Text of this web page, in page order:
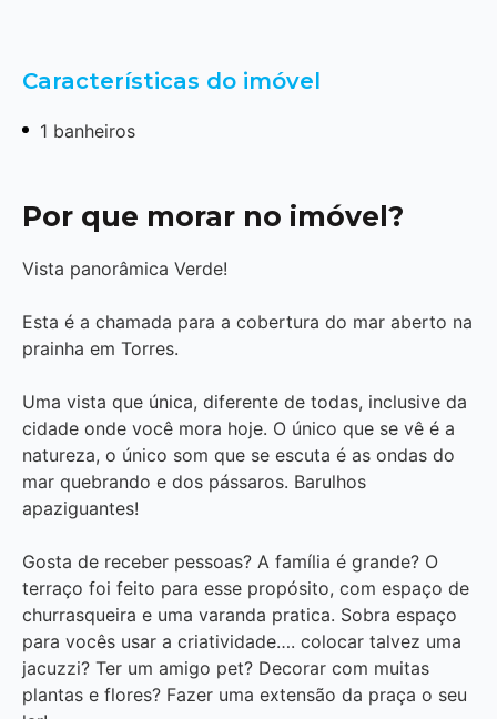
Características do imóvel
1 banheiros
Por que morar no imóvel?
Vista panorâmica Verde!
Esta é a chamada para a cobertura do mar aberto na
prainha em Torres.
Uma vista que única, diferente de todas, inclusive da
cidade onde você mora hoje. O único que se vê é a
natureza, o único som que se escuta é as ondas do
mar quebrando e dos pássaros. Barulhos
apaziguantes!
Gosta de receber pessoas? A família é grande? O
terraço foi feito para esse propósito, com espaço de
churrasqueira e uma varanda pratica. Sobra espaço
para vocês usar a criatividade…. colocar talvez uma
jacuzzi? Ter um amigo pet? Decorar com muitas
plantas e flores? Fazer uma extensão da praça o seu